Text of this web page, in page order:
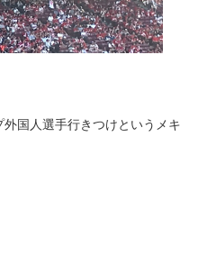
国人選手行きつけというメキ